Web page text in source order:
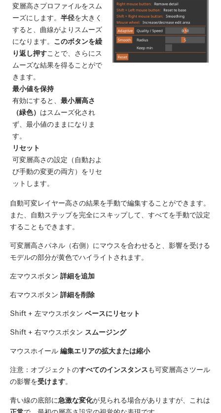
変層高さプロファイルをスム
ーズにします。 半径を大きく
すると、曲線がよりスムーズ
になります。 このボタンを繰
り返し押すことで、さらにス
ムーズな結果を得ることがで
きます。
最小値を保持
有効にすると、 最小層高さ
（緑色） はスムーズ化され
ず、最小値のままになりま
す。
リセット
可変層高さの設定（自動およ
び手動の変更の両方）をリセ
ットします。
自動可変レイヤー高さの結果を手動で編集することができます。
また、自動ステップを完全にスキップして、すべてを手動で設定
することもできます。
可変層高さパネル（右側）にマウスを合わせると、影響を受ける
モデルの部分が黄色でハイライトされます。
左マウスボタン 詳細を追加
右マウスボタン 詳細を削除
Shift + 左マウスボタン ベースにリセット
Shift + 右マウスボタン スムージング
マウスホイール 編集エリアの拡大または縮小
注意：オブジェクトのすべてのインスタンスも可変層高さツール
の影響を受けます。
青い線の底部に急激な変化が見られる場合がありますが、これは